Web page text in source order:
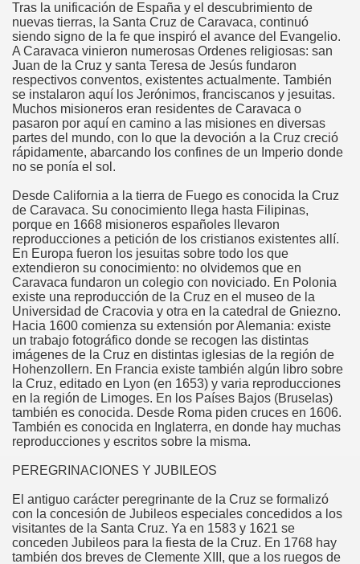
Tras la unificación de España y el descubrimiento de
nuevas tierras, la Santa Cruz de Caravaca, continuó
siendo signo de la fe que inspiró el avance del Evangelio.
A Caravaca vinieron numerosas Ordenes religiosas: san
Juan de la Cruz y santa Teresa de Jesús fundaron
respectivos conventos, existentes actualmente. También
se instalaron aquí los Jerónimos, franciscanos y jesuitas.
Muchos misioneros eran residentes de Caravaca o
pasaron por aquí en camino a las misiones en diversas
partes del mundo, con lo que la devoción a la Cruz creció
rápidamente, abarcando los confines de un Imperio donde
no se ponía el sol.
Desde California a la tierra de Fuego es conocida la Cruz
de Caravaca. Su conocimiento llega hasta Filipinas,
porque en 1668 misioneros españoles llevaron
reproducciones a petición de los cristianos existentes allí.
En Europa fueron los jesuitas sobre todo los que
extendieron su conocimiento: no olvidemos que en
Caravaca fundaron un colegio con noviciado. En Polonia
existe una reproducción de la Cruz en el museo de la
Universidad de Cracovia y otra en la catedral de Gniezno.
Hacia 1600 comienza su extensión por Alemania: existe
un trabajo fotográfico donde se recogen las distintas
imágenes de la Cruz en distintas iglesias de la región de
Hohenzollern. En Francia existe también algún libro sobre
la Cruz, editado en Lyon (en 1653) y varia reproducciones
en la región de Limoges. En los Países Bajos (Bruselas)
también es conocida. Desde Roma piden cruces en 1606.
También es conocida en Inglaterra, en donde hay muchas
reproducciones y escritos sobre la misma.
PEREGRINACIONES Y JUBILEOS
El antiguo carácter peregrinante de la Cruz se formalizó
con la concesión de Jubileos especiales concedidos a los
visitantes de la Santa Cruz. Ya en 1583 y 1621 se
conceden Jubileos para la fiesta de la Cruz. En 1768 hay
también dos breves de Clemente XIII, que a los ruegos de
Sevilla